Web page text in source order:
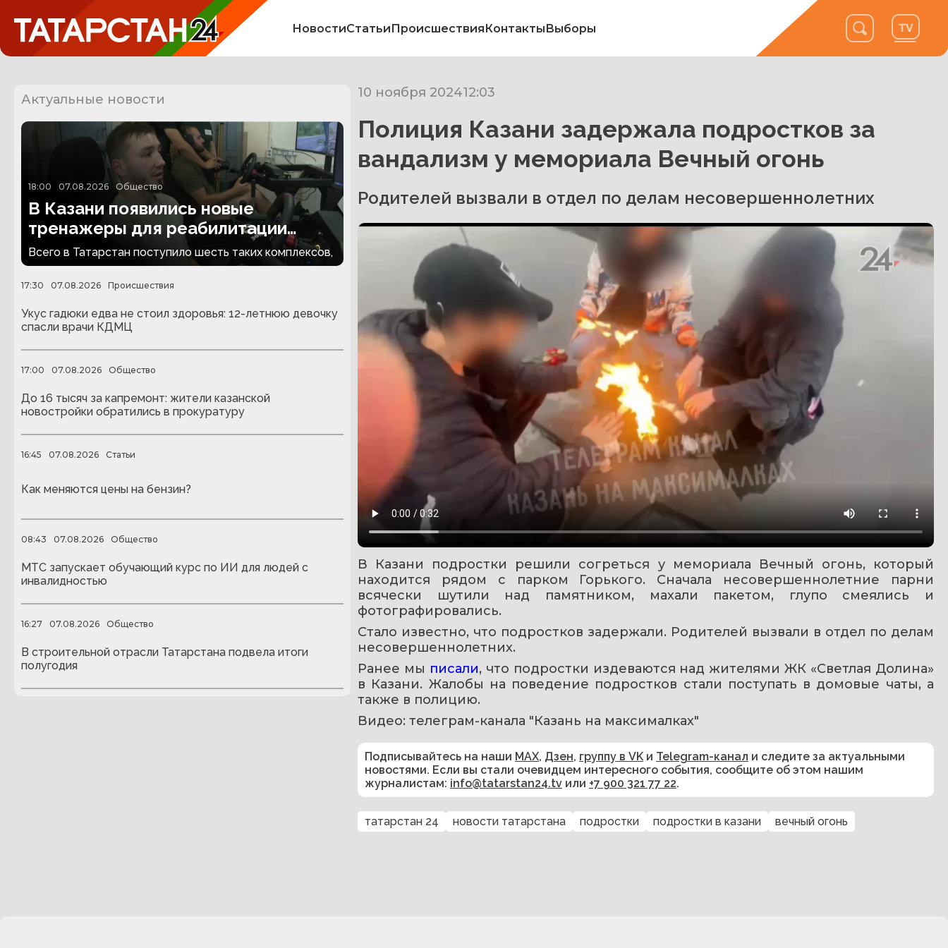
НовостиСтатьиПроисшествияКонтактыВыборы
Актуальные новости
18:00 07.08.2026 Общество
В Казани появились новые
тренажеры для реабилитации
людей с ампутациями
Всего в Татарстан поступило шесть таких комплексов,
17:30 07.08.2026 Происшествия
Укус гадюки едва не стоил здоровья: 12-летнюю девочку
спасли врачи КДМЦ
17:00 07.08.2026 Общество
До 16 тысяч за капремонт: жители казанской
новостройки обратились в прокуратуру
16:45 07.08.2026 Статьи
Как меняются цены на бензин?
08:43 07.08.2026 Общество
МТС запускает обучающий курс по ИИ для людей с
инвалидностью
16:27 07.08.2026 Общество
В строительной отрасли Татарстана подвела итоги
полугодия
10 ноября 202412:03
Полиция Казани задержала подростков за
вандализм у мемориала Вечный огонь
Родителей вызвали в отдел по делам несовершеннолетних
В Казани подростки решили согреться у мемориала Вечный огонь, который
находится рядом с парком Горького. Сначала несовершеннолетние парни
всячески шутили над памятником, махали пакетом, глупо смеялись и
фотографировались.
Стало известно, что подростков задержали. Родителей вызвали в отдел по делам
несовершеннолетних.
Ранее мы писали, что подростки издеваются над жителями ЖК «Светлая Долина»
в Казани. Жалобы на поведение подростков стали поступать в домовые чаты, а
также в полицию.
Видео: телеграм-канала "Казань на максималках"
Подписывайтесь на наши MAX, Дзен, группу в VK и Telegram-канал и следите за актуальными
новостями. Если вы стали очевидцем интересного события, сообщите об этом нашим
журналистам: info@tatarstan24.tv или +7 900 321 77 22.
татарстан 24 новости татарстана подростки подростки в казани вечный огонь